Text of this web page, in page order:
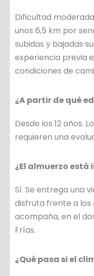
Dificultad
unos 6,5 km por
subidas y bajadas
experiencia previa
condiciones de
¿A partir de qué
Desde los 12 años.
requieren una
¿El almuerzo está
Sí. Se entrega una
disfruta frente a los
acompaña, en el
Frías.
¿Qué pasa si el